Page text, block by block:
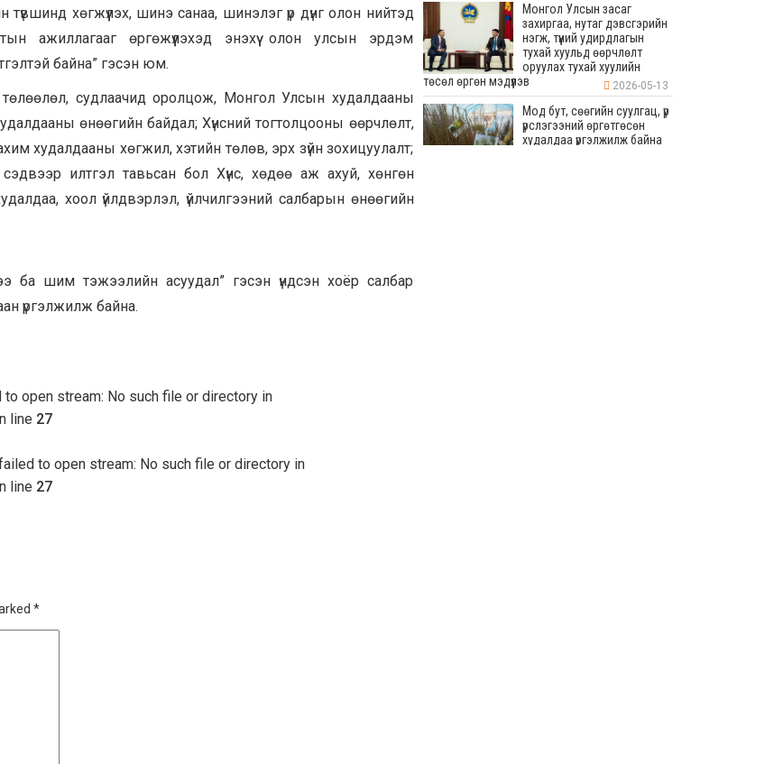
хөгжүүлэх, шинэ санаа, шинэлэг үр дүнг олон нийтэд
ажиллагааг өргөжүүлэхэд энэхүү олон улсын эрдэм
байна” гэсэн юм.
судлаачид оролцож, Монгол Улсын худалдааны
өнөөгийн байдал; Хүнсний тогтолцооны өөрчлөлт,
худалдааны хөгжил, хэтийн төлөв, эрх зүйн зохицуулалт;
илтгэл тавьсан бол Хүнс, хөдөө аж ахуй, хөнгөн
хоол үйлдвэрлэл, үйлчилгээний салбарын өнөөгийн
ба шим тэжээлийн асуудал” гэсэн үндсэн хоёр салбар
үргэлжилж байна.
open stream: No such file or directory in
line 27
to open stream: No such file or directory in
line 27
*
Монгол Улсын засаг
захиргаа, нутаг дэвсгэрийн
нэгж, түүний удирдлагын
тухай хуульд өөрчлөлт
оруулах тухай хуулийн
төсөл өргөн мэдүүлэв
2026-05-13
Мод бут, сөөгийн суулгац, үр
үрслэгээний өргөтгөсөн
худалдаа үргэлжилж байна